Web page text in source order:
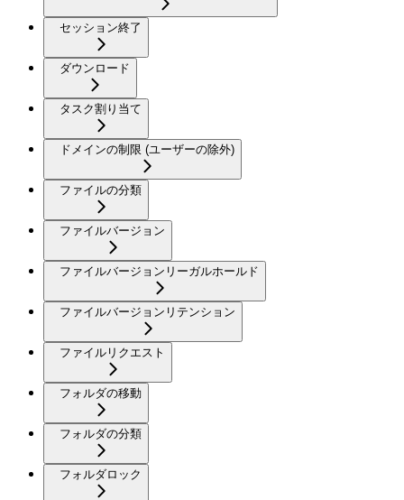
セッション終了
ダウンロード
タスク割り当て
ドメインの制限 (ユーザーの除外)
ファイルの分類
ファイルバージョン
ファイルバージョンリーガルホールド
ファイルバージョンリテンション
ファイルリクエスト
フォルダの移動
フォルダの分類
フォルダロック